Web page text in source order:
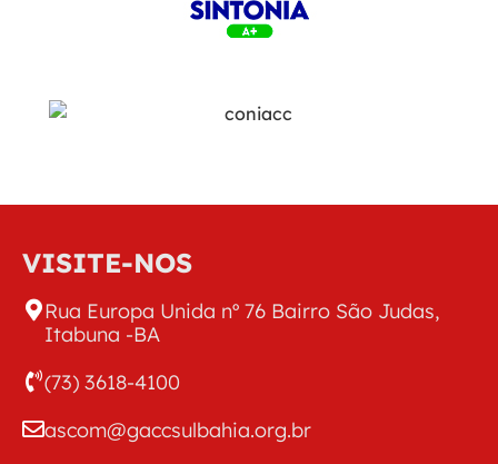
VISITE-NOS
Rua Europa Unida nº 76 Bairro São Judas,
Itabuna -BA
(73) 3618-4100
ascom@gaccsulbahia.org.br